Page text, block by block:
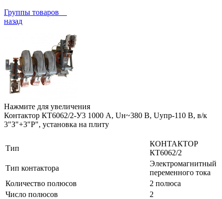
Группы товаров
назад
Нажмите для увеличения
Контактор КТ6062/2-У3 1000 А, Uн~380 В, Uупр-110 В, в/к
3"З"+3"Р", установка на плиту
Тип
КОНТАКТОР
КТ6062/2
Тип контактора
Электромагнитный
переменного тока
Количество полюсов
2 полюса
Число полюсов
2